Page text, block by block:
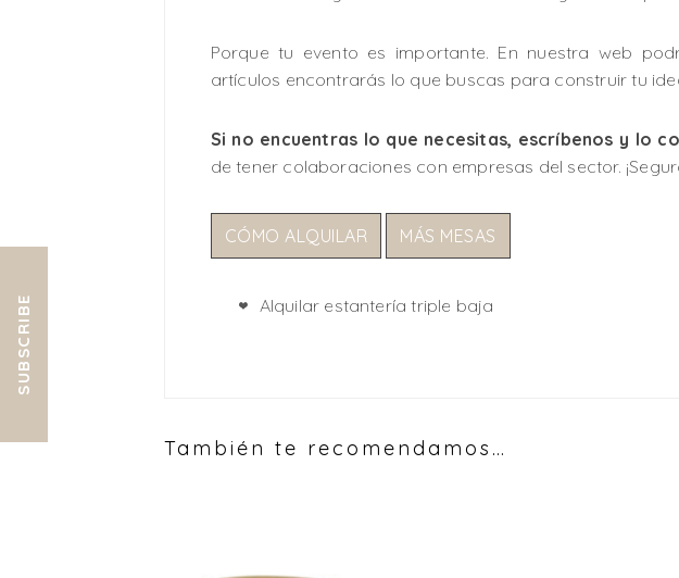
Porque tu evento es importante. En nuestra web
artículos encontrarás lo que buscas para construir tu
Si no encuentras lo que necesitas, escríbenos y lo
de tener colaboraciones con empresas del sector.
CÓMO ALQUILAR MÁS MESAS
Alquilar estantería triple baja
También te recomendamos…
SUBSCRIBE